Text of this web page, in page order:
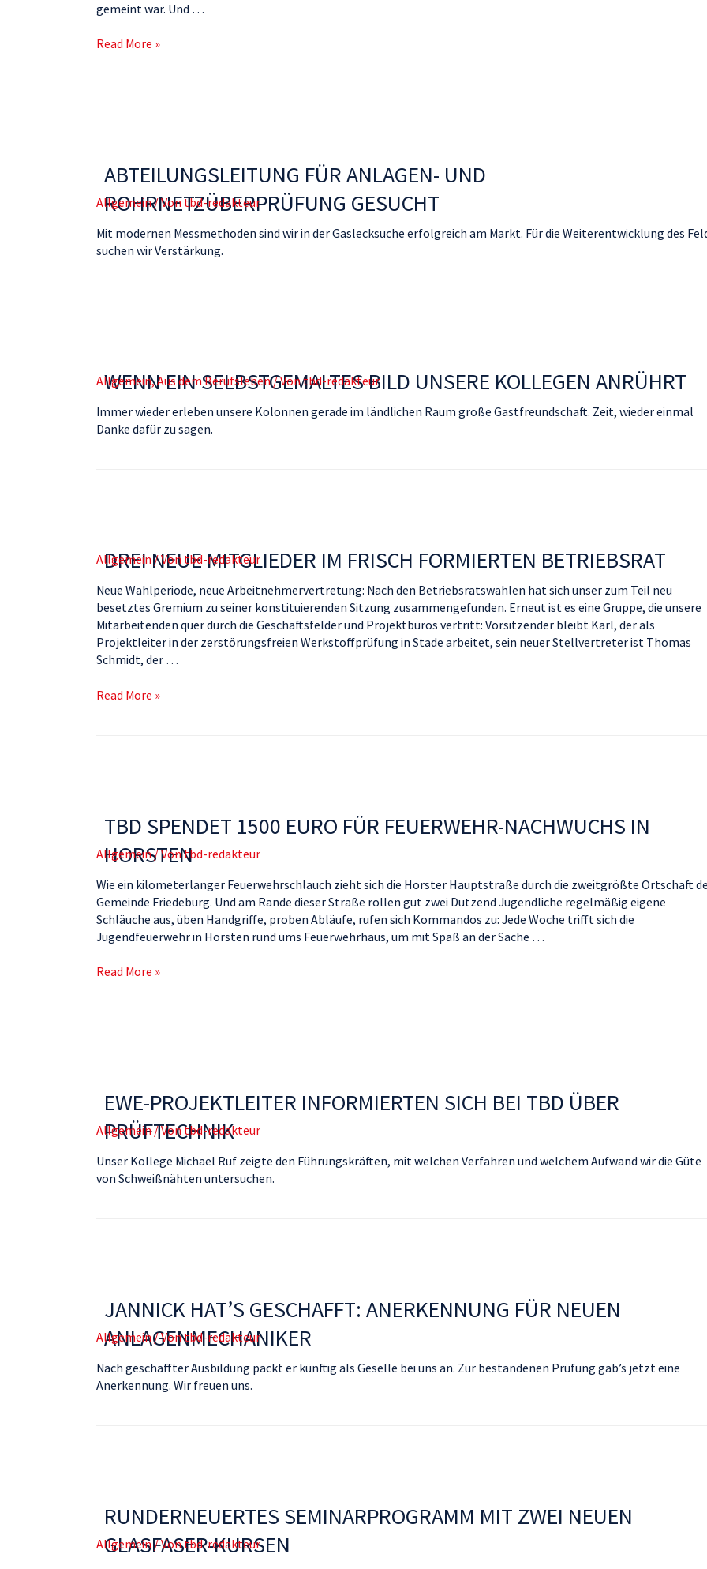
gemeint war. Und …
Read More »
ABTEILUNGSLEITUNG FÜR ANLAGEN- UND
ROHRNETZÜBERPRÜFUNG GESUCHT
Allgemein/ Vontbd-redakteur
Mit modernen Messmethoden sind wir in der Gaslecksuche erfolgreich am Markt. Für die Weiterentwicklung des
suchen wir Verstärkung.
WENN EIN SELBSTGEMALTES BILD UNSERE KOLLEGEN ANRÜHRT
Allgemein,Aus dem Berufsleben/ Vontbd-redakteur
Immer wieder erleben unsere Kolonnen gerade im ländlichen Raum große Gastfreundschaft. Zeit, wieder einmal
Danke dafür zu sagen.
DREI NEUE MITGLIEDER IM FRISCH FORMIERTEN BETRIEBSRAT
Allgemein / Von tbd-redakteur
Neue Wahlperiode, neue Arbeitnehmervertretung: Nach den Betriebsratswahlen hat sich unser zum Teil neu
besetztes Gremium zu seiner konstituierenden Sitzung zusammengefunden. Erneut ist es eine Gruppe, die unsere
Mitarbeitenden quer durch die Geschäftsfelder und Projektbüros vertritt: Vorsitzender bleibt Karl, der als
Projektleiter in der zerstörungsfreien Werkstoffprüfung in Stade arbeitet, sein neuer Stellvertreter ist Thomas
Schmidt, der …
Read More »
TBD SPENDET 1500 EURO FÜR FEUERWEHR-NACHWUCHS IN
HORSTEN
Allgemein/ Vontbd-redakteur
Wie ein kilometerlanger Feuerwehrschlauch zieht sich die Horster Hauptstraße durch die zweitgrößte Ortschaft
Gemeinde Friedeburg. Und am Rande dieser Straße rollen gut zwei Dutzend Jugendliche regelmäßig eigene
Schläuche aus, üben Handgriffe, proben Abläufe, rufen sich Kommandos zu: Jede Woche trifft sich die
Jugendfeuerwehr in Horsten rund ums Feuerwehrhaus, um mit Spaß an der Sache …
Read More »
EWE-PROJEKTLEITER INFORMIERTEN SICH BEI TBD ÜBER
PRÜFTECHNIK
Allgemein/ Vontbd-redakteur
Unser Kollege Michael Ruf zeigte den Führungskräften, mit welchen Verfahren und welchem Aufwand wir die Güte
von Schweißnähten untersuchen.
JANNICK HAT’S GESCHAFFT: ANERKENNUNG FÜR NEUEN
ANLAGENMECHANIKER
Allgemein/ Vontbd-redakteur
Nach geschaffter Ausbildung packt er künftig als Geselle bei uns an. Zur bestandenen Prüfung gab’s jetzt eine
Anerkennung. Wir freuen uns.
RUNDERNEUERTES SEMINARPROGRAMM MIT ZWEI NEUEN
GLASFASER-KURSEN
Allgemein / Vontbd-redakteur